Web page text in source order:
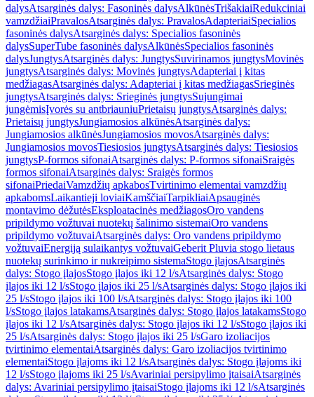
dalysAtsarginės dalys: Fasoninės dalysAlkūnėsTrišakiaiRedukciniai
vamzdžiaiPravalosAtsarginės dalys: PravalosAdapteriaiSpecialios
fasoninės dalysAtsarginės dalys: Specialios fasoninės
dalysSuperTube fasoninės dalysAlkūnėsSpecialios fasoninės
dalysJungtysAtsarginės dalys: JungtysSuvirinamos jungtysMovinės
jungtysAtsarginės dalys: Movinės jungtysAdapteriai į kitas
medžiagasAtsarginės dalys: Adapteriai į kitas medžiagasSrieginės
jungtysAtsarginės dalys: Srieginės jungtysSujungimai
jungėmisĮvorės su antbriauniuPrietaisų jungtysAtsarginės dalys:
Prietaisų jungtysJungiamosios alkūnėsAtsarginės dalys:
Jungiamosios alkūnėsJungiamosios movosAtsarginės dalys:
Jungiamosios movosTiesiosios jungtysAtsarginės dalys: Tiesiosios
jungtysP-formos sifonaiAtsarginės dalys: P-formos sifonaiSraigės
formos sifonaiAtsarginės dalys: Sraigės formos
sifonaiPriedaiVamzdžių apkabosTvirtinimo elementai vamzdžių
apkabomsLaikantieji loviaiKamščiaiTarpikliaiApsauginės
montavimo dėžutėsEksploatacinės medžiagosOro vandens
pripildymo vožtuvai nuotekų šalinimo sistemaiOro vandens
pripildymo vožtuvaiAtsarginės dalys: Oro vandens pripildymo
vožtuvaiEnergiją sulaikantys vožtuvaiGeberit Pluvia stogo lietaus
nuotekų surinkimo ir nukreipimo sistemaStogo įlajosAtsarginės
dalys: Stogo įlajosStogo įlajos iki 12 l/sAtsarginės dalys: Stogo
įlajos iki 12 l/sStogo įlajos iki 25 l/sAtsarginės dalys: Stogo įlajos iki
25 l/sStogo įlajos iki 100 l/sAtsarginės dalys: Stogo įlajos iki 100
l/sStogo įlajos latakamsAtsarginės dalys: Stogo įlajos latakamsStogo
įlajos iki 12 l/sAtsarginės dalys: Stogo įlajos iki 12 l/sStogo įlajos iki
25 l/sAtsarginės dalys: Stogo įlajos iki 25 l/sGaro izoliacijos
tvirtinimo elementaiAtsarginės dalys: Garo izoliacijos tvirtinimo
elementaiStogo įlajoms iki 12 l/sAtsarginės dalys: Stogo įlajoms iki
12 l/sStogo įlajoms iki 25 l/sAvariniai persipylimo įtaisaiAtsarginės
dalys: Avariniai persipylimo įtaisaiStogo įlajoms iki 12 l/sAtsarginės